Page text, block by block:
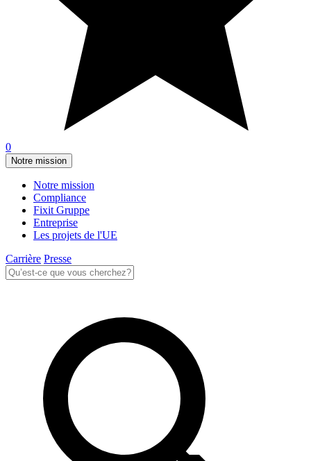
0
Notre mission
Notre mission
Compliance
Fixit Gruppe
Entreprise
Les projets de l'UE
Carrière Presse